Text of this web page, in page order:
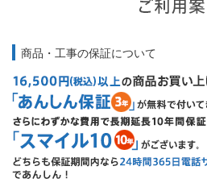
商品・工事の保証について